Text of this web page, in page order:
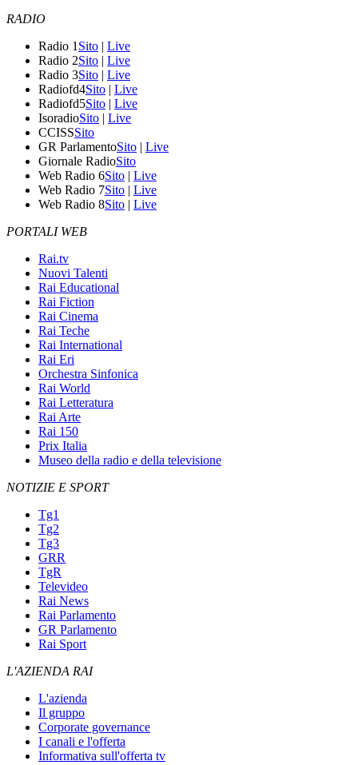
RADIO
Radio 1 Sito | Live
Radio 2Sito | Live
Radio 3Sito | Live
Radiofd4Sito | Live
Radiofd5Sito | Live
IsoradioSito | Live
CCISSSito
GR ParlamentoSito | Live
Giornale RadioSito
Web Radio 6Sito | Live
Web Radio 7Sito | Live
Web Radio 8Sito | Live
PORTALI WEB
Rai.tv
Nuovi Talenti
Rai Educational
Rai Fiction
Rai Cinema
Rai Teche
Rai International
Rai Eri
Orchestra Sinfonica
Rai World
Rai Letteratura
Rai Arte
Rai 150
Prix Italia
Museo della radio e della televisione
NOTIZIE E SPORT
Tg1
Tg2
Tg3
GRR
TgR
Televideo
Rai News
Rai Parlamento
GR Parlamento
Rai Sport
L'AZIENDA RAI
L'azienda
Il gruppo
Corporate governance
I canali e l'offerta
Informativa sull'offerta tv